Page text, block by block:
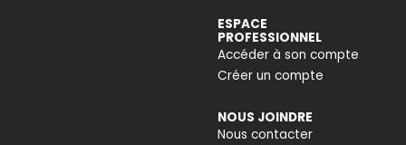
ESPACE
PROFESSIONNEL
Accéder à son compte
Créer un compte
NOUS JOINDRE
Nous contacter